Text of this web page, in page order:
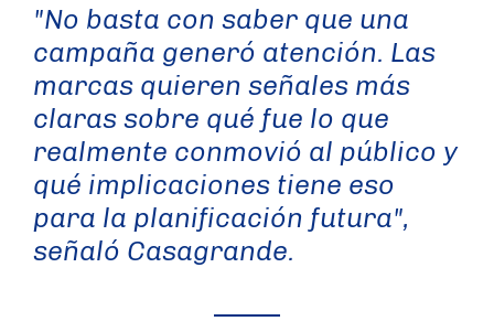
"No basta con saber que una
campaña generó atención. Las
marcas quieren señales más
claras sobre qué fue lo que
realmente conmovió al público y
qué implicaciones tiene eso
para la planificación futura",
señaló Casagrande.